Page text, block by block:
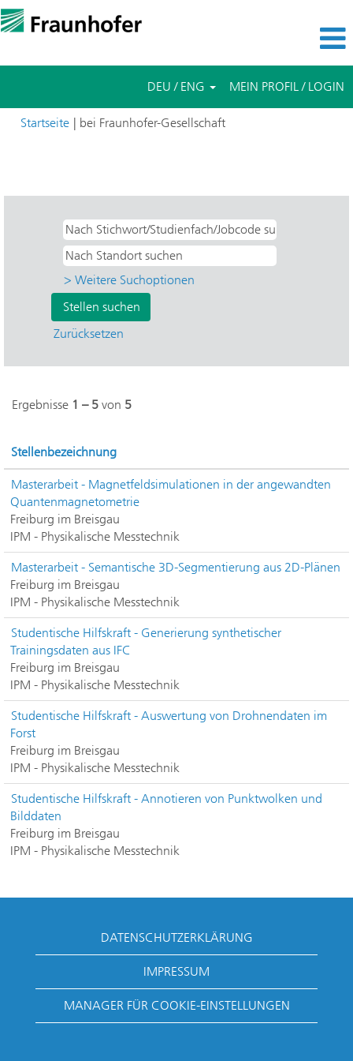
DEU / ENG MEIN PROFIL / LOGIN
Startseite | bei Fraunhofer-Gesellschaft(aktuelle
> Weitere Suchoptionen
Zurücksetzen
Ergebnisse 1 – 5 von 5
Stellenbezeichnung
Masterarbeit - Magnetfeldsimulationen in der angewandten
Quantenmagnetometrie
Freiburg im Breisgau
IPM - Physikalische Messtechnik
Masterarbeit - Semantische 3D-Segmentierung aus 2D-Plänen
Freiburg im Breisgau
IPM - Physikalische Messtechnik
Studentische Hilfskraft - Generierung synthetischer
Trainingsdaten aus IFC
Freiburg im Breisgau
IPM - Physikalische Messtechnik
Studentische Hilfskraft - Auswertung von Drohnendaten im
Forst
Freiburg im Breisgau
IPM - Physikalische Messtechnik
Studentische Hilfskraft - Annotieren von Punktwolken und
Bilddaten
Freiburg im Breisgau
IPM - Physikalische Messtechnik
DATENSCHUTZERKLÄRUNG
IMPRESSUM
MANAGER FÜR COOKIE-EINSTELLUNGEN